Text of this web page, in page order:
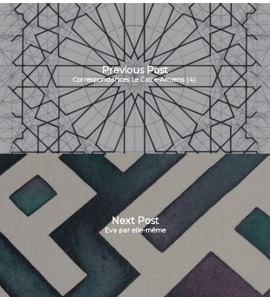
Previous Post
Correspondances Le Caire-Amiens (4)
Next Post
Eva par elle-même